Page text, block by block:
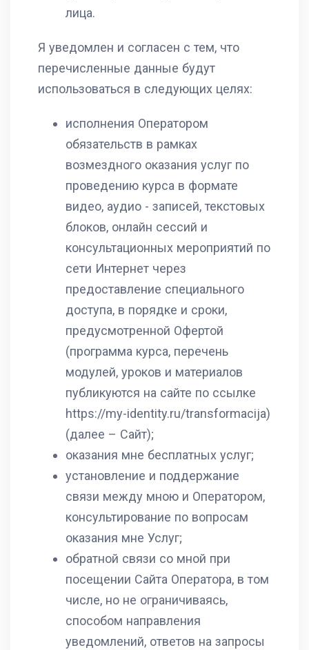
лица.
Я уведомлен и согласен с тем, что
перечисленные данные будут
использоваться в следующих целях:
исполнения Оператором
обязательств в рамках
возмездного оказания услуг по
проведению курса в формате
видео, аудио - записей, текстовых
блоков, онлайн сессий и
консультационных мероприятий по
сети Интернет через
предоставление специального
доступа, в порядке и сроки,
предусмотренной Офертой
(программа курса, перечень
модулей, уроков и материалов
публикуются на сайте по ссылке
https://my-identity.ru/transformacija)
(далее – Сайт);
оказания мне бесплатных услуг;
установление и поддержание
связи между мною и Оператором,
консультирование по вопросам
оказания мне Услуг;
обратной связи со мной при
посещении Сайта Оператора, в том
числе, но не ограничиваясь,
способом направления
уведомлений, ответов на запросы